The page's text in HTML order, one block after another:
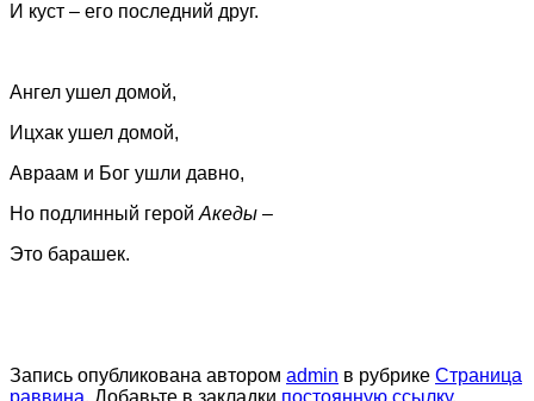
И куст – его последний друг.
Ангел ушел домой,
Ицхак ушел домой,
Авраам и Бог ушли давно,
Но подлинный геройАкеды –
Это барашек.
Запись опубликована автором admin в рубрике Страница